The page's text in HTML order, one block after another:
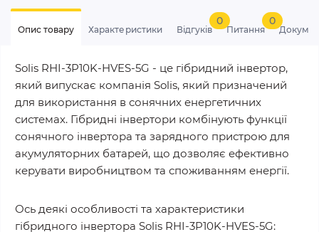
Опис товару Характеристики Відгуків
0
Питання
0
Solis RHI-3P10K-HVES-5G - це гібридний інвертор,
який випускає компанія Solis, який призначений
для використання в сонячних енергетичних
системах. Гібридні інвертори комбінують функції
сонячного інвертора та зарядного пристрою для
акумуляторних батарей, що дозволяє ефективно
керувати виробництвом та споживанням енергії.
Ось деякі особливості та характеристики
гібридного інвертора Solis RHI-3P10K-HVES-5G: